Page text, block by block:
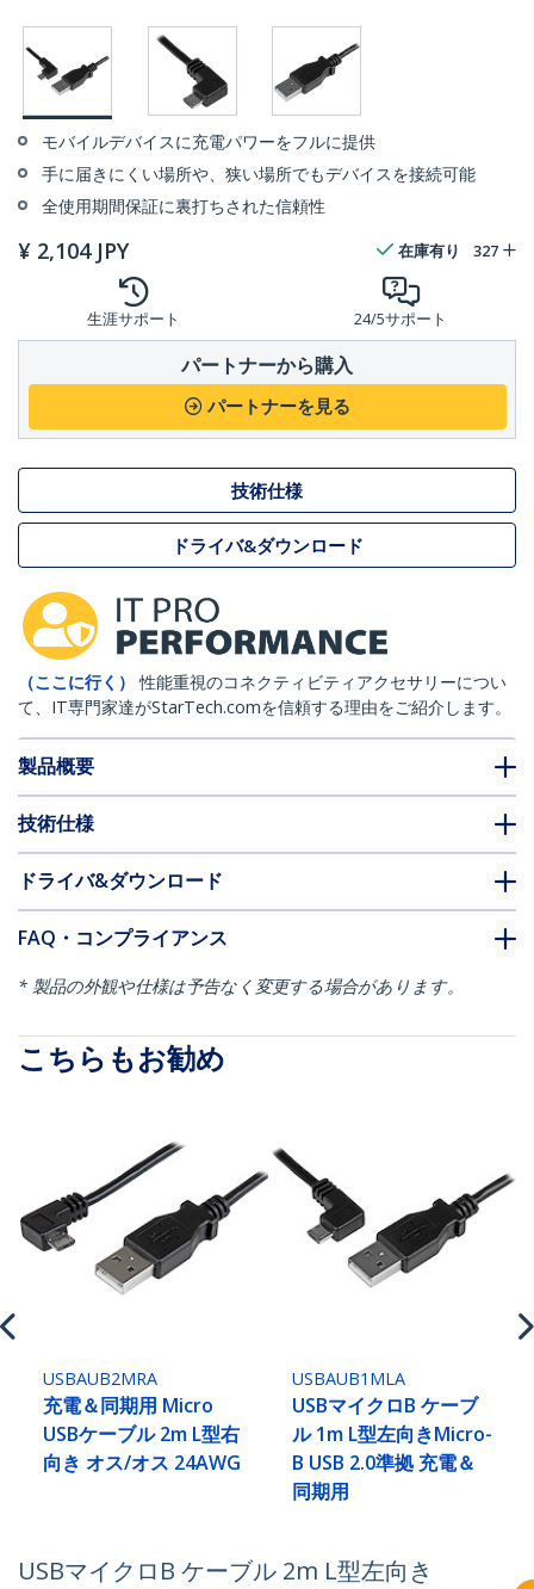
モバイルデバイスに充電パワーをフルに提供
手に届きにくい場所や、狭い場所でもデバイスを接続可能
全使用期間保証に裏打ちされた信頼性
¥ 2,104 JPY 在庫有り 327
生涯サポート 24/5サポート
パートナーから購入
パートナーを見る
技術仕様
ドライバ&ダウンロード
（ここに行く）
性能重視のコネクティビティアクセサリーについ
て、IT専門家達がStarTech.comを信頼する理由をご紹介します。
製品概要
技術仕様
ドライバ&ダウンロード
FAQ・コンプライアンス
* 製品の外観や仕様は予告なく変更する場合があります。
こちらもお勧め
USBAUB2MRA
充電＆同期用 Micro
USBケーブル 2m L型右
向き オス/オス 24AWG
USBAUB1MLA
USBマイクロB ケーブ
ル 1m L型左向きMicro-
B USB 2.0準拠 充電＆
同期用
USBマイクロB ケーブル 2m L型左向き